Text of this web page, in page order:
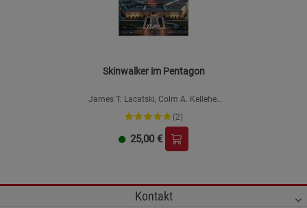
Skinwalker im Pentagon
James T. Lacatski, Colm A. Kelleher
& George Knapp
(2)
25,00 €
Kontakt